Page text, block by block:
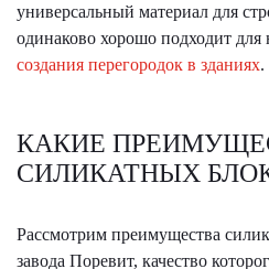
универсальный материал для
одинаково хорошо подходит для
создания перегородок в зданиях.
КАКИЕ
СИЛИКАТНЫХ
Рассмотрим преимущества
завода Поревит, качество